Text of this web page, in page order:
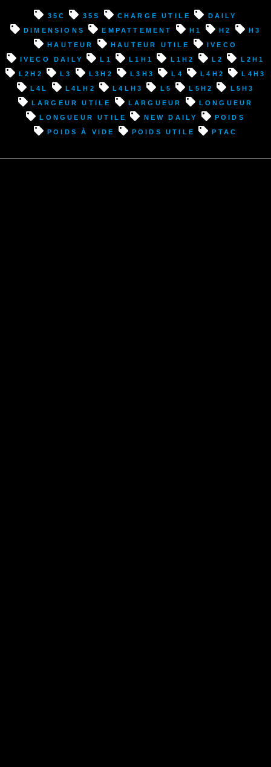
35C 35S charge utile
Daily
dimensions
Empattement H1 H2
H3
hauteur
hauteur utile
Iveco
Iveco Daily
L1 L1H1 L1H2 L2
L2H1
L2H2
L3 L3H2 L3H3 L4 L4H2
L4H3
L4L
L4LH2 L4LH3 L5 L5H2
L5H3
largeur utile
largueur
longueur
longueur utile
New Daily
poids
Poids à vide
Poids utile PTAC